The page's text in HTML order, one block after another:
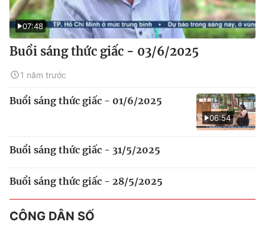
07:48
Buổi sáng thức giấc - 03/6/2025
1 năm trước
06:54
Buổi sáng thức giấc - 01/6/2025
Buổi sáng thức giấc - 31/5/2025
Buổi sáng thức giấc - 28/5/2025
CÔNG DÂN SỐ